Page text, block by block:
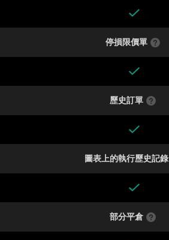
停損限價單
歷史訂單
圖表上的執行歷史記錄
部分平倉